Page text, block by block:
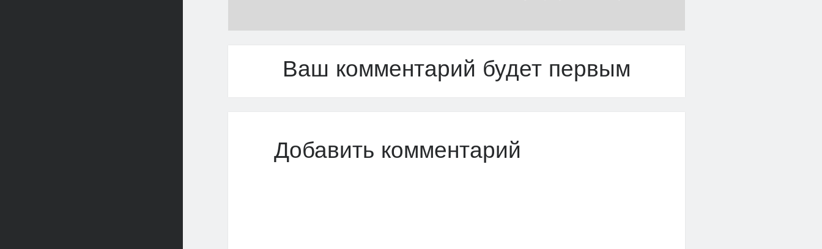
Ваш комментарий будет первым
Добавить комментарий